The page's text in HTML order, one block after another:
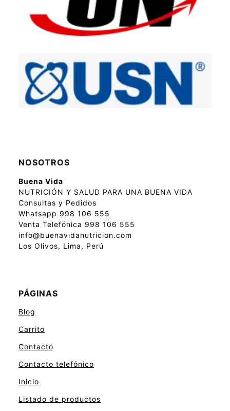
NOSOTROS
Buena Vida
NUTRICIÓN Y SALUD PARA UNA BUENA VIDA
Consultas y Pedidos
Whatsapp 998 106 555
Venta Telefónica 998 106 555
info@buenavidanutricion.com
Los Olivos, Lima, Perú
PÁGINAS
Blog
Carrito
Contacto
Contacto telefónico
Inicio
Listado de productos